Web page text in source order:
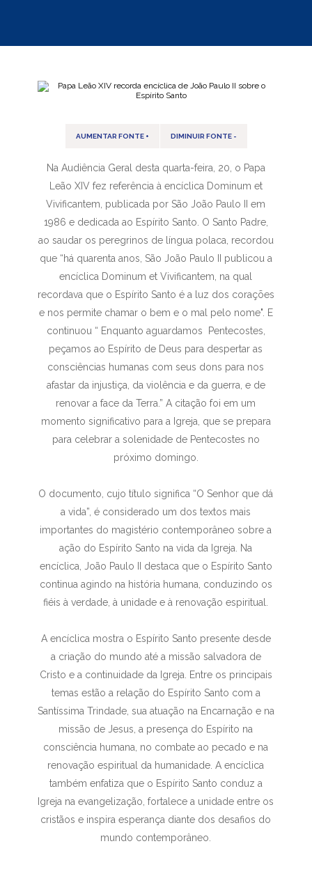
AUMENTAR FONTE + DIMINUIR FONTE -
Na Audiência Geral desta quarta-feira, 20, o Papa
Leão XIV fez referência à encíclica Dominum et
Vivificantem, publicada por São João Paulo II em
1986 e dedicada ao Espírito Santo. O Santo Padre,
ao saudar os peregrinos de língua polaca, recordou
que “há quarenta anos, São João Paulo II publicou a
encíclica Dominum et Vivificantem, na qual
recordava que o Espírito Santo é a luz dos corações
e nos permite chamar o bem e o mal pelo nome". E
continuou “ Enquanto aguardamos Pentecostes,
peçamos ao Espírito de Deus para despertar as
consciências humanas com seus dons para nos
afastar da injustiça, da violência e da guerra, e de
renovar a face da Terra.” A citação foi em um
momento significativo para a Igreja, que se prepara
para celebrar a solenidade de Pentecostes no
próximo domingo.
O documento, cujo título significa “O Senhor que dá
a vida”, é considerado um dos textos mais
importantes do magistério contemporâneo sobre a
ação do Espírito Santo na vida da Igreja. Na
encíclica, João Paulo II destaca que o Espírito Santo
continua agindo na história humana, conduzindo os
fiéis à verdade, à unidade e à renovação espiritual.
A encíclica mostra o Espírito Santo presente desde
a criação do mundo até a missão salvadora de
Cristo e a continuidade da Igreja. Entre os principais
temas estão a relação do Espírito Santo com a
Santíssima Trindade, sua atuação na Encarnação e na
missão de Jesus, a presença do Espírito na
consciência humana, no combate ao pecado e na
renovação espiritual da humanidade. A encíclica
também enfatiza que o Espírito Santo conduz a
Igreja na evangelização, fortalece a unidade entre os
cristãos e inspira esperança diante dos desafios do
mundo contemporâneo.